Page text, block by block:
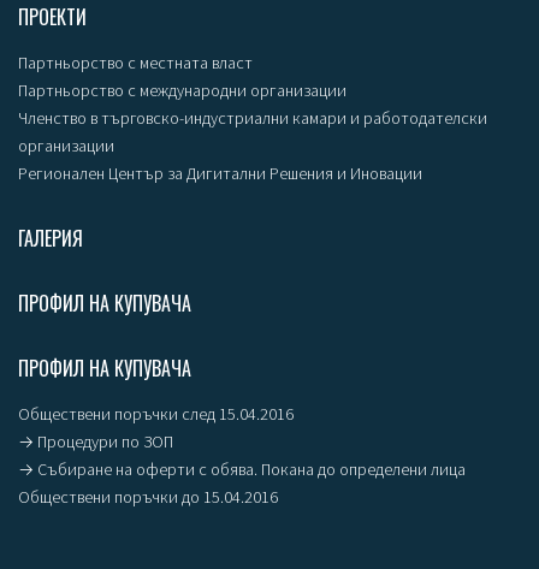
ПРОЕКТИ
Партньорство с местната власт
Партньорство с международни организации
Членство в търговско-индустриални камари и работодателски
организации
Регионален Център за Дигитални Решения и Иновации
ГАЛЕРИЯ
ПРОФИЛ НА КУПУВАЧА
ПРОФИЛ НА КУПУВАЧА
Обществени поръчки след 15.04.2016
→ Процедури по ЗОП
→ Събиране на оферти с обява. Покана до определени лица
Обществени поръчки до 15.04.2016